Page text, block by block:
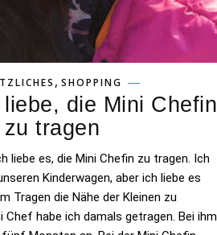
, SHOPPING
die Mini Chefin
zu tragen
liebe es, die Mini Chefin zu tragen. Ich
Kinderwagen, aber ich liebe es
Tragen die Nähe der Kleinen zu
Chef habe ich damals getragen. Bei ihm